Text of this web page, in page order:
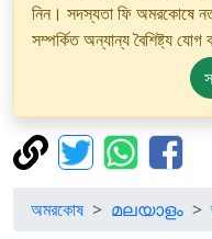
নিন। সদস্যতা ফি অমরকোষে
সম্পর্কিত অন্যান্য বৈশিষ্ট্য
অমরকোষ മലയാളം